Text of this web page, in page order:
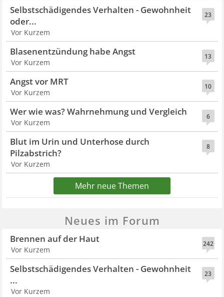
23
Selbstschädigendes Verhalten - Gewohnheit
oder...
Vor Kurzem
13
Blasenentzündung habe Angst
Vor Kurzem
10
Angst vor MRT
Vor Kurzem
6
Wer wie was? Wahrnehmung und Vergleich
Vor Kurzem
8
Blut im Urin und Unterhose durch
Pilzabstrich?
Vor Kurzem
Mehr neue Themen
Neues im Forum
242
Brennen auf der Haut
Vor Kurzem
23
Selbstschädigendes Verhalten - Gewohnheit
...
Vor Kurzem